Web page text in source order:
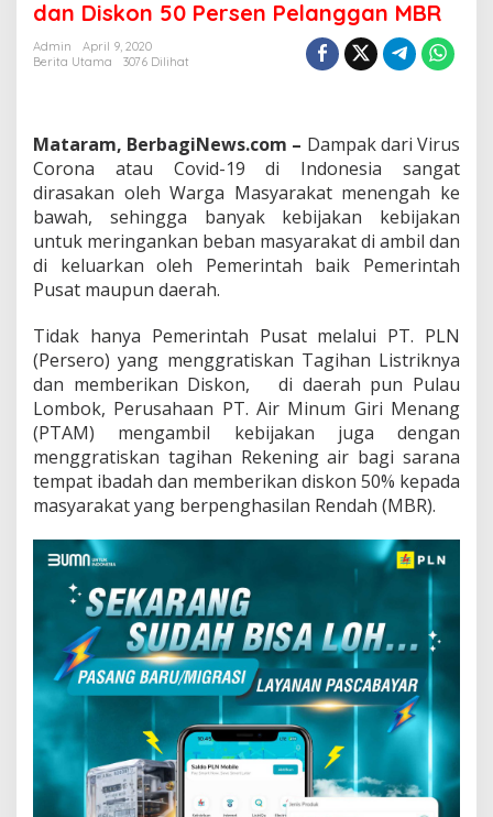
Tagihan
50
Persen
Pelanggan
MBR
dan Diskon 50 Persen Pelanggan MBR
Admin
April 9, 2020
Berita Utama
3076 Dilihat
Mataram, BerbagiNews.com – Dampak dari Virus
Corona atau Covid-19 di Indonesia sangat
dirasakan oleh Warga Masyarakat menengah ke
bawah, sehingga banyak kebijakan kebijakan
untuk meringankan beban masyarakat di ambil dan
di keluarkan oleh Pemerintah baik Pemerintah
Pusat maupun daerah.
Tidak hanya Pemerintah Pusat melalui PT. PLN
(Persero) yang menggratiskan Tagihan Listriknya
dan memberikan Diskon, di daerah pun Pulau
Lombok, Perusahaan PT. Air Minum Giri Menang
(PTAM) mengambil kebijakan juga dengan
menggratiskan tagihan Rekening air bagi sarana
tempat ibadah dan memberikan diskon 50% kepada
masyarakat yang berpenghasilan Rendah (MBR).